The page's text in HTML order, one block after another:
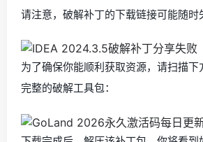
请注意，破解补丁的下载链接可能随时
为了确保你能顺利获取资源，请扫描
完整的破解工具包：